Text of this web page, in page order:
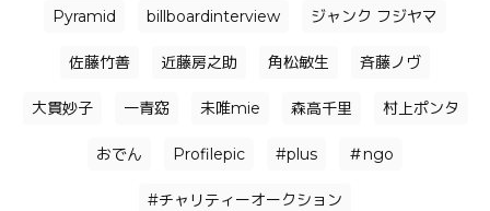
Pyramid billboardinterview ジャンク フジヤマ
佐藤竹善 近藤房之助 角松敏生 ⻫藤ノヴ
大貫妙子 一青窈 未唯mie 森高千里 村上ポンタ
おでん Profilepic #plus ＃ngo
#チャリティーオークション